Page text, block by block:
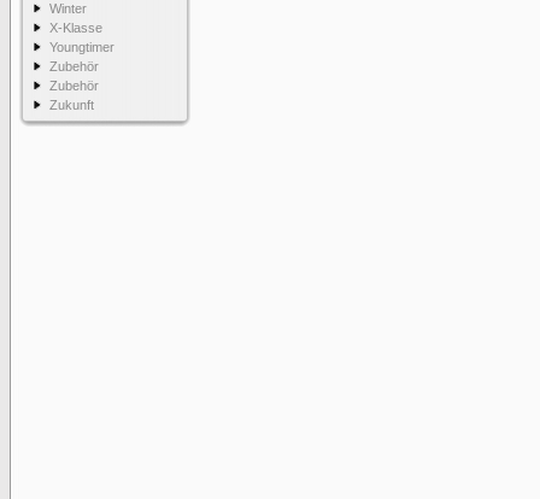
Winter
X-Klasse
Youngtimer
Zubehör
Zubehör
Zukunft